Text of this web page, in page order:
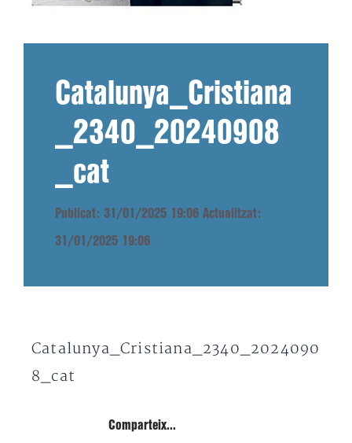
Catalunya_Cristiana
_2340_20240908
_cat
Publicat: 31/01/2025 19:06 Actualitzat:
31/01/2025 19:06
Catalunya_Cristiana_2340_2024090
8_cat
Comparteix...